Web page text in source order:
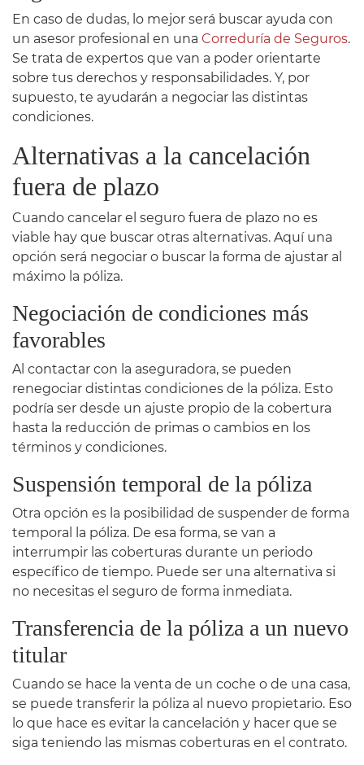
En caso de dudas, lo mejor será buscar ayuda con
un asesor profesional en una Correduría de Seguros.
Se trata de expertos que van a poder orientarte
sobre tus derechos y responsabilidades. Y, por
supuesto, te ayudarán a negociar las distintas
condiciones.
Alternativas a la cancelación
fuera de plazo
Cuando cancelar el seguro fuera de plazo no es
viable hay que buscar otras alternativas. Aquí una
opción será negociar o buscar la forma de ajustar al
máximo la póliza.
Negociación de condiciones más
favorables
Al contactar con la aseguradora, se pueden
renegociar distintas condiciones de la póliza. Esto
podría ser desde un ajuste propio de la cobertura
hasta la reducción de primas o cambios en los
términos y condiciones.
Suspensión temporal de la póliza
Otra opción es la posibilidad de suspender de forma
temporal la póliza. De esa forma, se van a
interrumpir las coberturas durante un periodo
específico de tiempo. Puede ser una alternativa si
no necesitas el seguro de forma inmediata.
Transferencia de la póliza a un nuevo
titular
Cuando se hace la venta de un coche o de una casa,
se puede transferir la póliza al nuevo propietario. Eso
lo que hace es evitar la cancelación y hacer que se
siga teniendo las mismas coberturas en el contrato.